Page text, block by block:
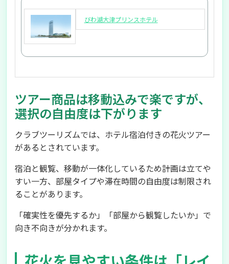
びわ湖大津プリンスホテル
ツアー商品は移動込みで楽ですが、
選択の自由度は下がります
クラブツーリズムでは、ホテル宿泊付きの花火ツアー
があるとされています。
宿泊と観覧、移動が一体化しているため計画は立てや
すい一方、部屋タイプや滞在時間の自由度は制限され
ることがあります。
「確実性を優先するか」「部屋から観覧したいか」で
向き不向きが分かれます。